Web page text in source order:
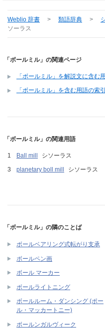
Weblio 辞書 > 類語辞典 >
ソーラス
「ボールミル」の関連ページ
「ボールミル」を解説文に含む
「ボールミル」を含む用語の索引
「ボールミル」の関連用語
Ball mill シソーラス
planetary boll mill
シソーラス
「ボールミル」の隣のことば
ボールベアリング式転がり支承
ボールペン画
ボール マーカー
ボールライトニング
ボールルーム・ダンシング (ポー
ル・マッカートニー)
ボールンガルヴィーク